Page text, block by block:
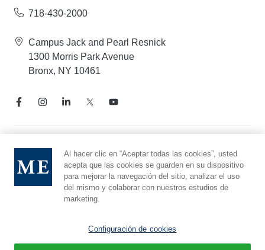
718-430-2000
Campus Jack and Pearl Resnick
1300 Morris Park Avenue
Bronx, NY 10461
Aviso de prácticas de privacidad
Línea directa de cumplimiento
Denunciar maltrato
Preferencias de cookies
Al hacer clic en “Aceptar todas las cookies”, usted
acepta que las cookies se guarden en su dispositivo
para mejorar la navegación del sitio, analizar el uso
del mismo y colaborar con nuestros estudios de
marketing.
Configuración de cookies